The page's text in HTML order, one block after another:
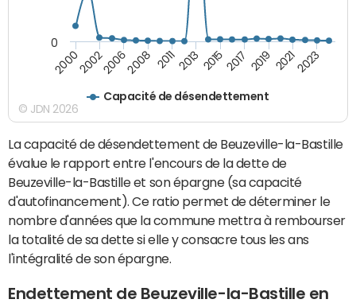
Capacité de désendettement
2000200220062008 20112013 20152017 2019 20212023
0
© JDN 2026
La capacité de désendettement de Beuzeville-la-Bastille
évalue le rapport entre l'encours de la dette de
Beuzeville-la-Bastille et son épargne (sa capacité
d'autofinancement). Ce ratio permet de déterminer le
nombre d'années que la commune mettra à rembourser
la totalité de sa dette si elle y consacre tous les ans
l'intégralité de son épargne.
Endettement de Beuzeville-la-Bastille en